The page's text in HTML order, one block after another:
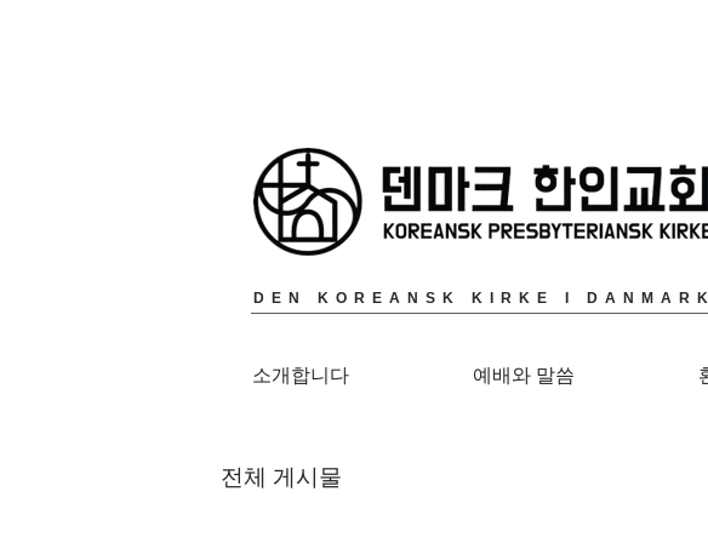
DEN KOREANSK KIRKE I
소개합니다 예배와 말씀
전체 게시물